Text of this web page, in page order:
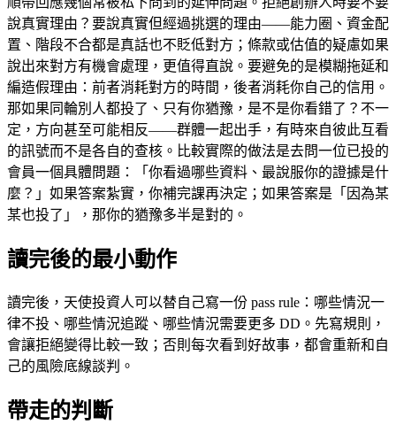
說真實理由？要說真實但經過挑選的理由——能力圈、資金配
置、階段不合都是真話也不貶低對方；條款或估值的疑慮如果
說出來對方有機會處理，更值得直說。要避免的是模糊拖延和
編造假理由：前者消耗對方的時間，後者消耗你自己的信用。
那如果同輪別人都投了、只有你猶豫，是不是你看錯了？不一
定，方向甚至可能相反——群體一起出手，有時來自彼此互看
的訊號而不是各自的查核。比較實際的做法是去問一位已投的
會員一個具體問題：「你看過哪些資料、最說服你的證據是什
麼？」如果答案紮實，你補完課再決定；如果答案是「因為某
某也投了」，那你的猶豫多半是對的。
讀完後的最小動作
讀完後，天使投資人可以替自己寫一份 pass rule：哪些情況一
律不投、哪些情況追蹤、哪些情況需要更多 DD。先寫規則，
會讓拒絕變得比較一致；否則每次看到好故事，都會重新和自
己的風險底線談判。
帶走的判斷